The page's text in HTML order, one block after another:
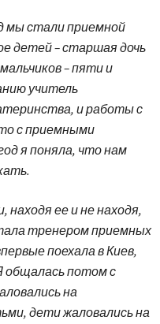
мы стали приемной
детей – старшая дочь
– пяти и
учитель
и работы с
с приемными
я поняла, что нам
находя ее и не находя,
тренером приемных
поехала в Киев,
общалась потом с
на
дети жаловались на